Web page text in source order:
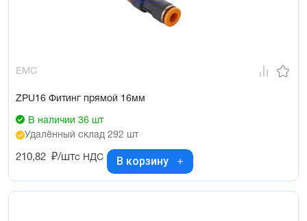
EMC
ZPU16 Фитинг прямой 16мм
В наличии 36 шт
Удалённый склад 292 шт
210,82 ₽/штс НДС В корзину